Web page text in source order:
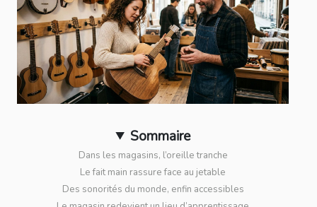
Sommaire
Dans les magasins, l’oreille tranche
Le fait main rassure face au jetable
Des sonorités du monde, enfin accessibles